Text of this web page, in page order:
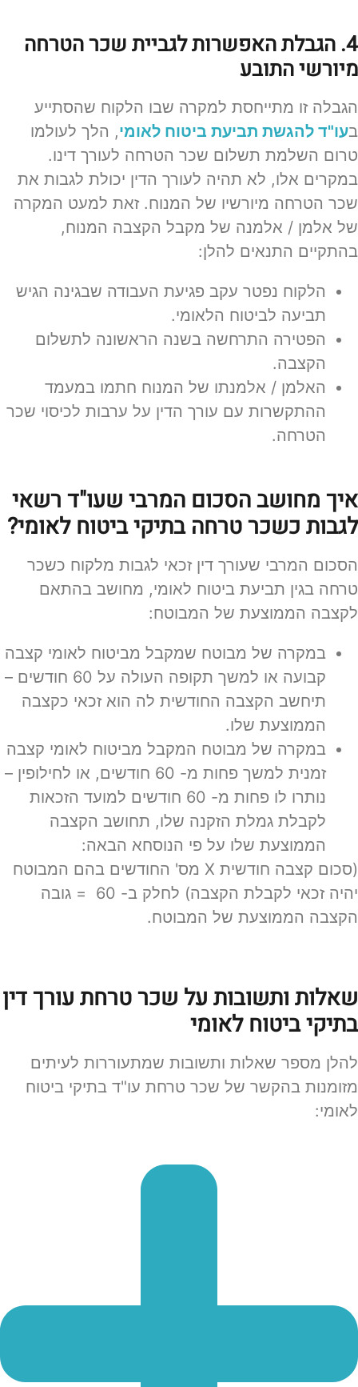
4. הגבלת האפשרות לגביית שכר הטרחה
מיורשי התובע
הגבלה זו מתייחסת למקרה שבו הלקוח שהסתייע
בעו"ד להגשת תביעת ביטוח לאומי, הלך לעולמו
טרום השלמת תשלום שכר הטרחה לעורך דינו.
במקרים אלו, לא תהיה לעורך הדין יכולת לגבות את
שכר הטרחה מיורשיו של המנוח. זאת למעט המקרה
של אלמן / אלמנה של מקבל הקצבה המנוח,
בהתקיים התנאים להלן:
הלקוח נפטר עקב פגיעת העבודה שבגינה הגיש
תביעה לביטוח הלאומי.
הפטירה התרחשה בשנה הראשונה לתשלום
הקצבה.
האלמן / אלמנתו של המנוח חתמו במעמד
ההתקשרות עם עורך הדין על ערבות לכיסוי שכר
הטרחה.
איך מחושב הסכום המרבי שעו"ד רשאי
לגבות כשכר טרחה בתיקי ביטוח לאומי?
הסכום המרבי שעורך דין זכאי לגבות מלקוח כשכר
טרחה בגין תביעת ביטוח לאומי, מחושב בהתאם
לקצבה הממוצעת של המבוטח:
במקרה של מבוטח שמקבל מביטוח לאומי קצבה
קבועה או למשך תקופה העולה על 60 חודשים –
תיחשב הקצבה החודשית לה הוא זכאי כקצבה
הממוצעת שלו.
במקרה של מבוטח המקבל מביטוח לאומי קצבה
זמנית למשך פחות מ- 60 חודשים, או לחילופין –
נותרו לו פחות מ- 60 חודשים למועד הזכאות
לקבלת גמלת הזקנה שלו, תחושב הקצבה
הממוצעת שלו על פי הנוסחא הבאה:
(סכום קצבה חודשית X מס' החודשים בהם המבוטח
יהיה זכאי לקבלת הקצבה) לחלק ב- 60 = גובה
הקצבה הממוצעת של המבוטח.
שאלות ותשובות על שכר טרחת עורך דין
בתיקי ביטוח לאומי
להלן מספר שאלות ותשובות שמתעוררות לעיתים
מזומנות בהקשר של שכר טרחת עו"ד בתיקי ביטוח
לאומי: